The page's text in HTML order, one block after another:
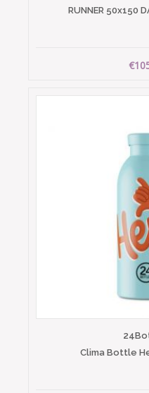
RUNNER 50x150
Clima Bottle